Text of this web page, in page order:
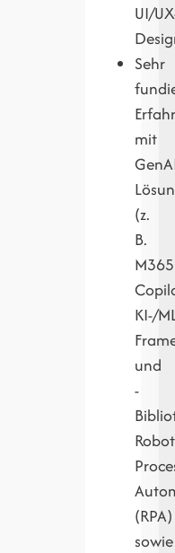
UI/
Sehr
mit
(z.
B.
M365
KI-/
und
-
(RPA)
sowie